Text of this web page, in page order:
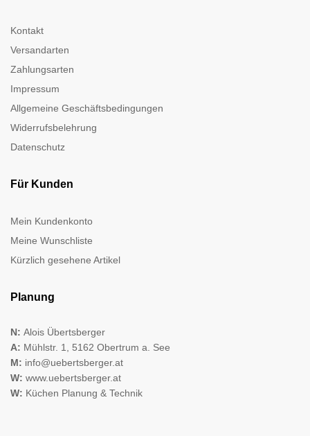
Kontakt
Versandarten
Zahlungsarten
Impressum
Allgemeine Geschäftsbedingungen
Widerrufsbelehrung
Datenschutz
Für Kunden
Mein Kundenkonto
Meine Wunschliste
Kürzlich gesehene Artikel
Planung
N: Alois Übertsberger
A: Mühlstr. 1, 5162 Obertrum a. See
M: info@uebertsberger.at
W: www.uebertsberger.at
W: Küchen Planung & Technik